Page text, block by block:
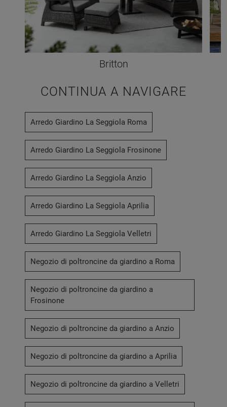
Britton
CONTINUA A NAVIGARE
Arredo Giardino La Seggiola Roma
Arredo Giardino La Seggiola Frosinone
Arredo Giardino La Seggiola Anzio
Arredo Giardino La Seggiola Aprilia
Arredo Giardino La Seggiola Velletri
Negozio di poltroncine da giardino a Roma
Negozio di poltroncine da giardino a
Frosinone
Negozio di poltroncine da giardino a Anzio
Negozio di poltroncine da giardino a Aprilia
Negozio di poltroncine da giardino a Velletri